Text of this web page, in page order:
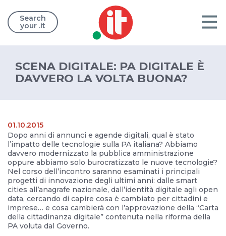
Search
your .it
SCENA DIGITALE: PA DIGITALE È
DAVVERO LA VOLTA BUONA?
01.10.2015
Dopo anni di annunci e agende digitali, qual è stato
l’impatto delle tecnologie sulla PA italiana? Abbiamo
davvero modernizzato la pubblica amministrazione
oppure abbiamo solo burocratizzato le nuove tecnologie?
Nel corso dell’incontro saranno esaminati i principali
progetti di innovazione degli ultimi anni: dalle smart
cities all’anagrafe nazionale, dall’identità digitale agli open
data, cercando di capire cosa è cambiato per cittadini e
imprese… e cosa cambierà con l’approvazione della “Carta
della cittadinanza digitale” contenuta nella riforma della
PA voluta dal Governo.